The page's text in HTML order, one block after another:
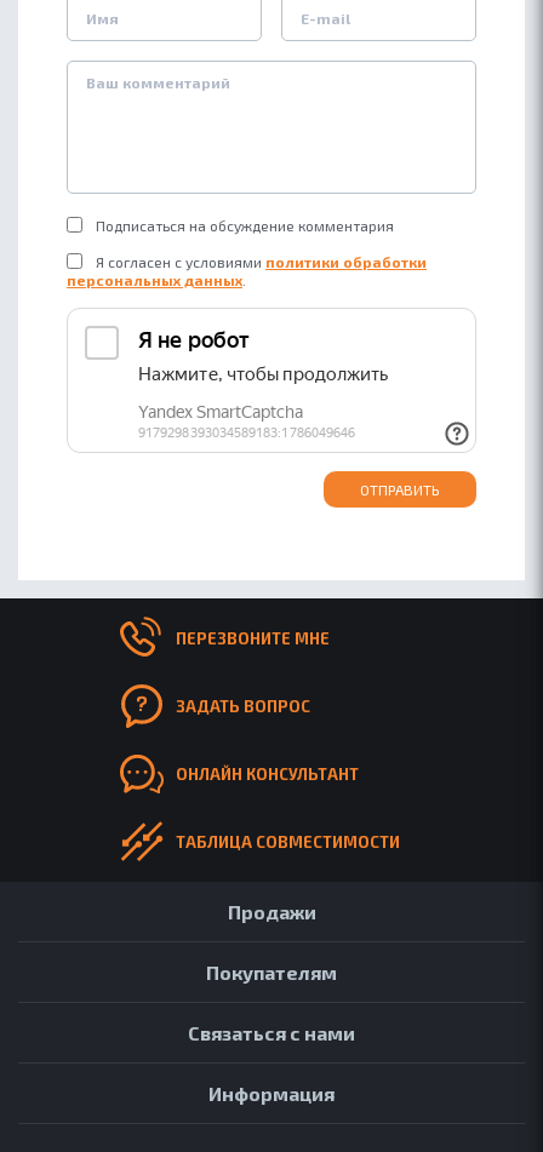
Подписаться на обсуждение комментария
Я согласен с условиями политики обработки
персональных данных
ОТПРАВИТЬ
ПЕРЕЗВОНИТЕ МНЕ
ЗАДАТЬ ВОПРОС
ОНЛАЙН КОНСУЛЬТАНТ
ТАБЛИЦА СОВМЕСТИМОСТИ
Продажи
Покупателям
Связаться с нами
Информация